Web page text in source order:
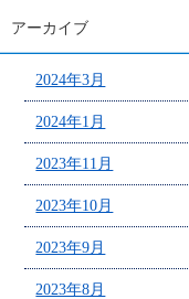
アーカイブ
2024年3月
2024年1月
2023年11月
2023年10月
2023年9月
2023年8月